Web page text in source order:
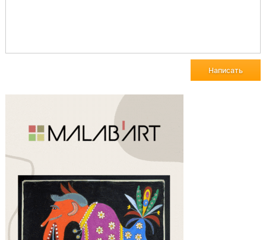
Написать